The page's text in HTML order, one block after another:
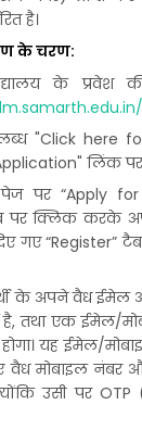
है।
के चरण:
के
"Click here
लिंक
पर “Apply for
पर क्लिक करके
गए “Register”
के अपने वैध ईमेल
है, तथा एक ईमेल/
यह ईमेल/
वैध मोबाइल नंबर
उसी पर OTP